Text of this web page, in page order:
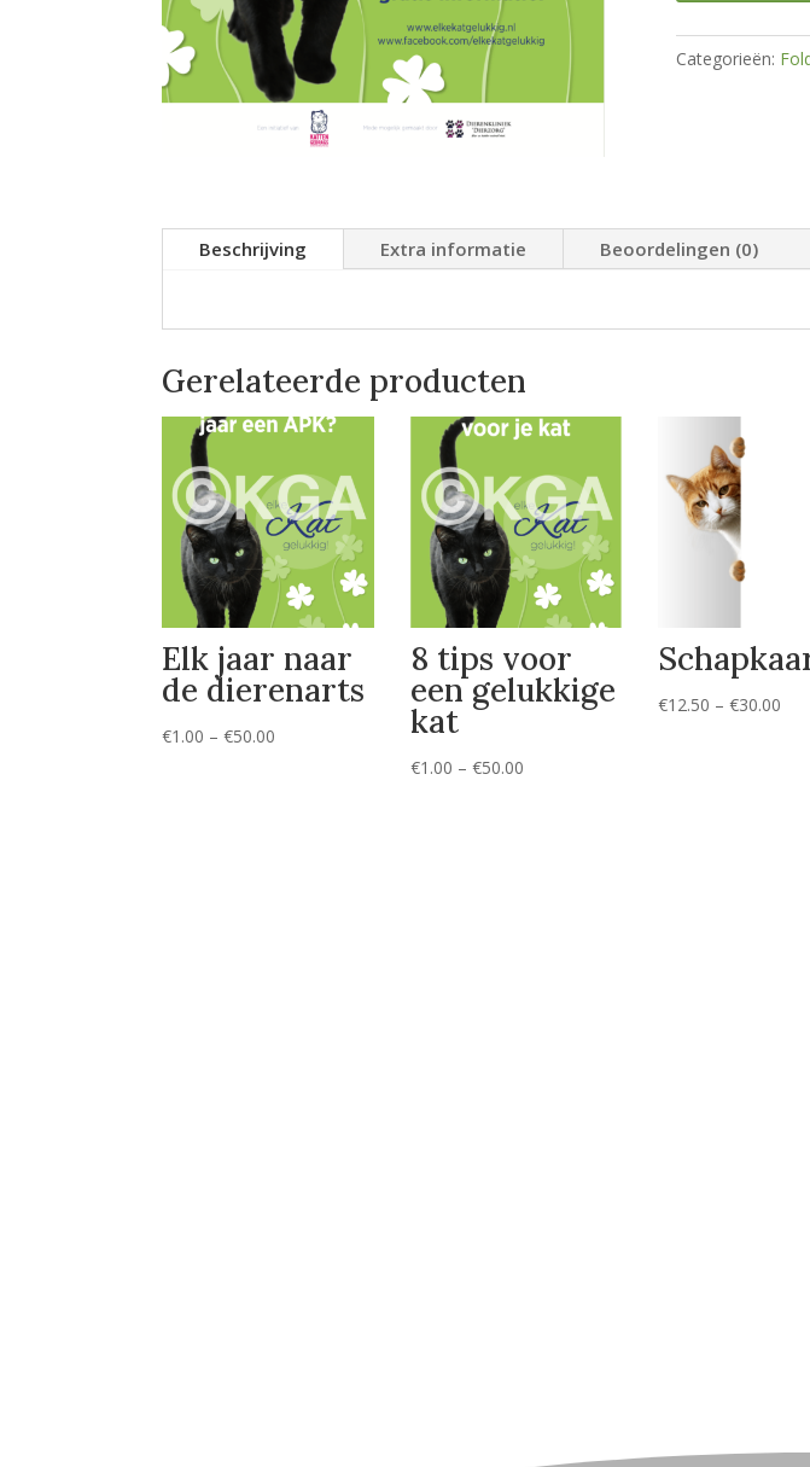
hoeveelheid
Categorieën:
Beschrijving Extra informatie Beoordelingen (0)
Gerelateerde producten
Elk jaar naar
de dierenarts
€1.00 – €50.00
8 tips voor
een gelukkige
kat
€1.00 – €50.00Prijsklasse:
€12.50 – €30.00